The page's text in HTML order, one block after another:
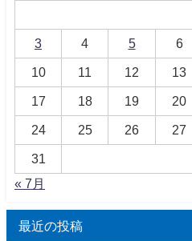
3 4 5 6
10 11 12 13
17 18 19 20
24 25 26 27
31
« 7月
最近の投稿